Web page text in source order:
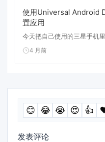
使用Universal Android
置应用
今天把自己使用的三星手机
4 月前
😊 😂 😭 😍 👍
发表评论